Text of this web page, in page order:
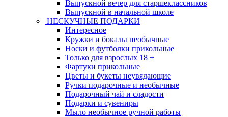
Выпускной вечер для старшеклассников
Выпускной в начальной школе
НЕСКУЧНЫЕ ПОДАРКИ
Интересное
Кружки и бокалы необычные
Носки и футболки прикольные
Только для взрослых 18 +
Фартуки прикольные
Цветы и букеты неувядающие
Ручки подарочные и необычные
Подарочный чай и сладости
Подарки и сувениры
Мыло необычное ручной работы